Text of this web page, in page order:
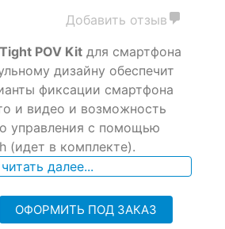
Добавить отзыв
POV Kit для смартфона
дизайну обеспечит
фиксации смартфона
и видео и возможность
управления с помощью
(идет в комплекте).
читать далее...
ОФОРМИТЬ ПОД ЗАКАЗ